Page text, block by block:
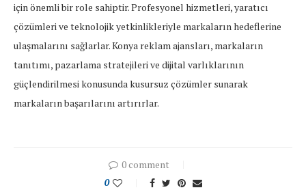
için önemli bir role sahiptir. Profesyonel hizmetleri, yaratıcı
çözümleri ve teknolojik yetkinlikleriyle markaların hedeflerine
ulaşmalarını sağlarlar. Konya reklam ajansları, markaların
tanıtımı, pazarlama stratejileri ve dijital varlıklarının
güçlendirilmesi konusunda kusursuz çözümler sunarak
markaların başarılarını artırırlar.
0 comment
0